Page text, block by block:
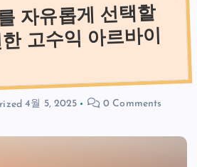
자유롭게 선택할
고수익 아르바이
4월 5, 2025 0 Comments